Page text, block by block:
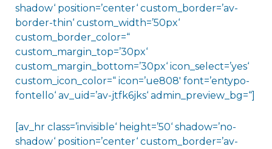
shadow‘ position=’center‘ custom_border=’av-
border-thin‘ custom_width=’50px‘
custom_border_color=“
custom_margin_top=’30px‘
custom_margin_bottom=’30px‘ icon_select=’yes‘
custom_icon_color=“ icon=’ue808′ font=’entypo-
fontello‘ av_uid=’av-jtfk6jks‘ admin_preview_bg=“]
[av_hr class=’invisible‘ height=’50‘ shadow=’no-
shadow‘ position=’center‘ custom_border=’av-